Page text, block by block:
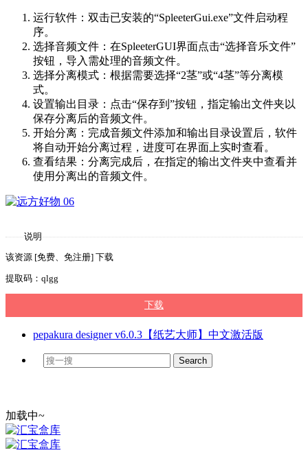
运行软件：双击已安装的“SpleeterGui.exe”文件启动程
序。
选择音频文件：在SpleeterGUI界面点击“选择音乐文件”
按钮，导入需处理的音频文件。
选择分离模式：根据需要选择“2茎”或“4茎”等分离模
式。
设置输出目录：点击“保存到”按钮，指定输出文件夹以
保存分离后的音频文件。
开始分离：完成音频文件添加和输出目录设置后，软件
将自动开始分离过程，进度可在界面上实时查看。
查看结果：分离完成后，在指定的输出文件夹中查看并
使用分离出的音频文件。
说明
该资源 [免费、免注册] 下载
提取码：qlgg
下载
pepakura designer v6.0.3【纸艺大师】中文激活版
加载中~